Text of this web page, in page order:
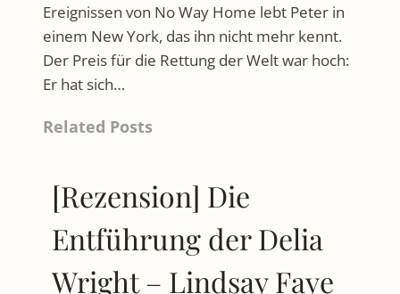
Ereignissen von No Way Home lebt Peter in
einem New York, das ihn nicht mehr kennt.
Der Preis für die Rettung der Welt war hoch:
Er hat sich…
Related Posts
[Rezension] Die
Entführung der Delia
Wright – Lindsay Faye